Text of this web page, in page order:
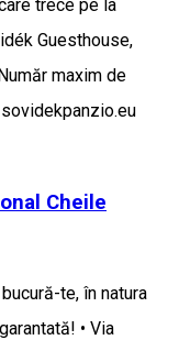
trece pe la
Guesthouse,
maxim de
Cheile
te, în natura
• Via